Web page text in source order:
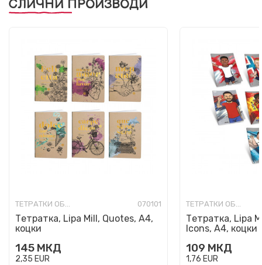
СЛИЧНИ ПРОИЗВОДИ
ТЕТРАТКИ ОБИЧНИ 070101
Тетратка, Lipa Mill, Quotes, A4,
коцки
145 МКД
2,35 EUR
ТЕТРАТКИ ОБИЧНИ
Тетратка, Lipa
Icons, A4, коцки
109 МКД
1,76 EUR